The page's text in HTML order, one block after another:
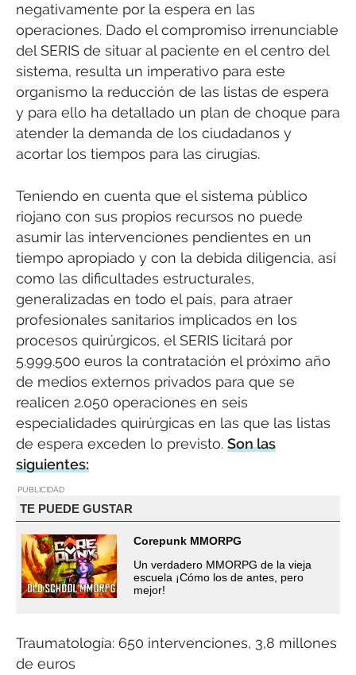
negativamente por la espera en las
operaciones. Dado el compromiso irrenunciable
del SERIS de situar al paciente en el centro del
sistema, resulta un imperativo para este
organismo la reducción de las listas de espera
y para ello ha detallado un plan de choque para
atender la demanda de los ciudadanos y
acortar los tiempos para las cirugías.
Teniendo en cuenta que el sistema público
riojano con sus propios recursos no puede
asumir las intervenciones pendientes en un
tiempo apropiado y con la debida diligencia, así
como las dificultades estructurales,
generalizadas en todo el país, para atraer
profesionales sanitarios implicados en los
procesos quirúrgicos, el SERIS licitará por
5.999.500 euros la contratación el próximo año
de medios externos privados para que se
realicen 2.050 operaciones en seis
especialidades quirúrgicas en las que las listas
de espera exceden lo previsto. Son las
siguientes:
PUBLICIDAD
TE PUEDE GUSTAR
Corepunk MMORPG
Un verdadero MMORPG de la vieja
escuela ¡Cómo los de antes, pero
mejor!
Traumatología: 650 intervenciones, 3,8 millones
de euros